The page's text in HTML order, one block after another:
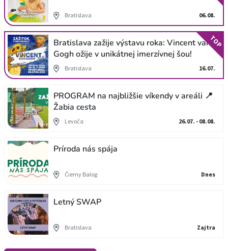
Bratislava 06.08.
Bratislava zažije výstavu roka: Vincent van
Gogh ožije v unikátnej imerzívnej šou!
Bratislava 16.07.
TOP
PROGRAM na najbližšie víkendy v areáli 📍
Žabia cesta
Levoča 26.07. - 08.08.
Príroda nás spája
Čierny Balog Dnes
Letný SWAP
Bratislava Zajtra